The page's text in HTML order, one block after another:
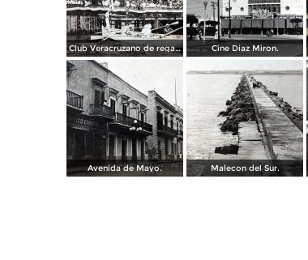
Club Veracruzano de regatas. Cine Diaz Miron.
Avenida de Mayo. Malecon del Sur.